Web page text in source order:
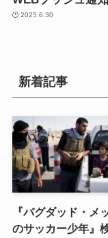
2025.6.30
新着記事
『バグダッド・メ
のサッカー少年』